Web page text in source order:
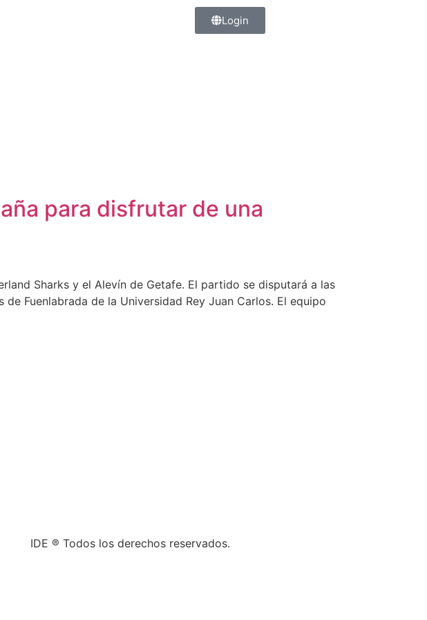
Login
para disfrutar de una
Sharks y el Alevín de Getafe. El partido se disputará a las
Fuenlabrada de la Universidad Rey Juan Carlos. El equipo
IDE ® Todos los derechos reservados.